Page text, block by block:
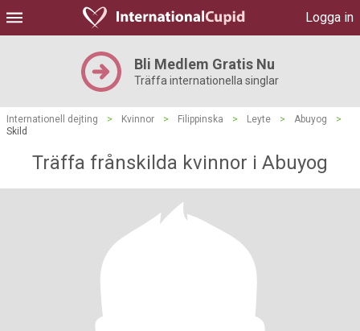
Logga in
Bli Medlem Gratis Nu
Träffa internationella singlar
Internationell dejting > Kvinnor > Filippinska > Leyte > Abuyog
>
Skild
Träffa frånskilda kvinnor i Abuyog